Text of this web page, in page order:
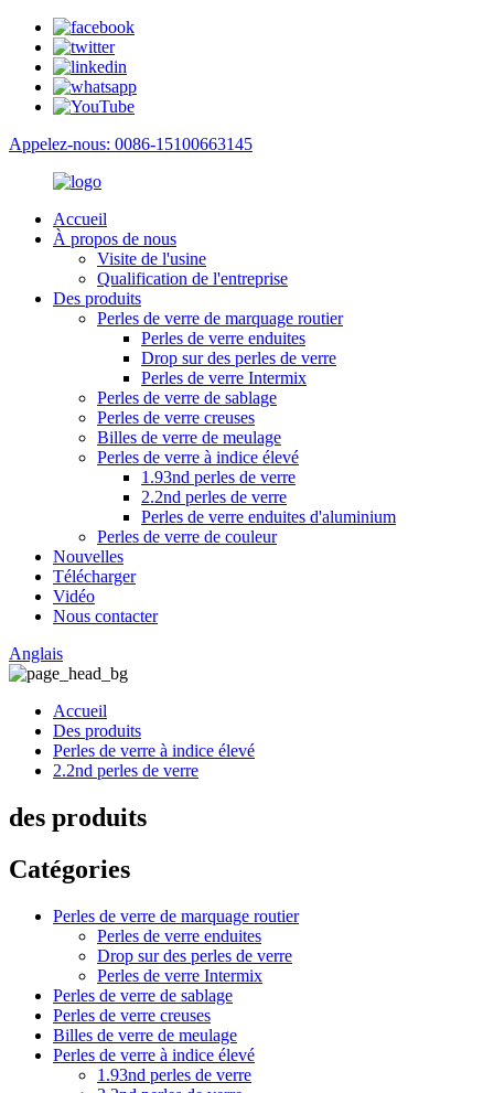
Appelez-nous: 0086-15100663145
Accueil
À propos de nous
Visite de l'usine
Qualification de l'entreprise
Des produits
Perles de verre de marquage routier
Perles de verre enduites
Drop sur des perles de verre
Perles de verre Intermix
Perles de verre de sablage
Perles de verre creuses
Billes de verre de meulage
Perles de verre à indice élevé
1.93nd perles de verre
2.2nd perles de verre
Perles de verre enduites d'aluminium
Perles de verre de couleur
Nouvelles
Télécharger
Vidéo
Nous contacter
Anglais
Accueil
Des produits
Perles de verre à indice élevé
2.2nd perles de verre
des produits
Catégories
Perles de verre de marquage routier
Perles de verre enduites
Drop sur des perles de verre
Perles de verre Intermix
Perles de verre de sablage
Perles de verre creuses
Billes de verre de meulage
Perles de verre à indice élevé
1.93nd perles de verre